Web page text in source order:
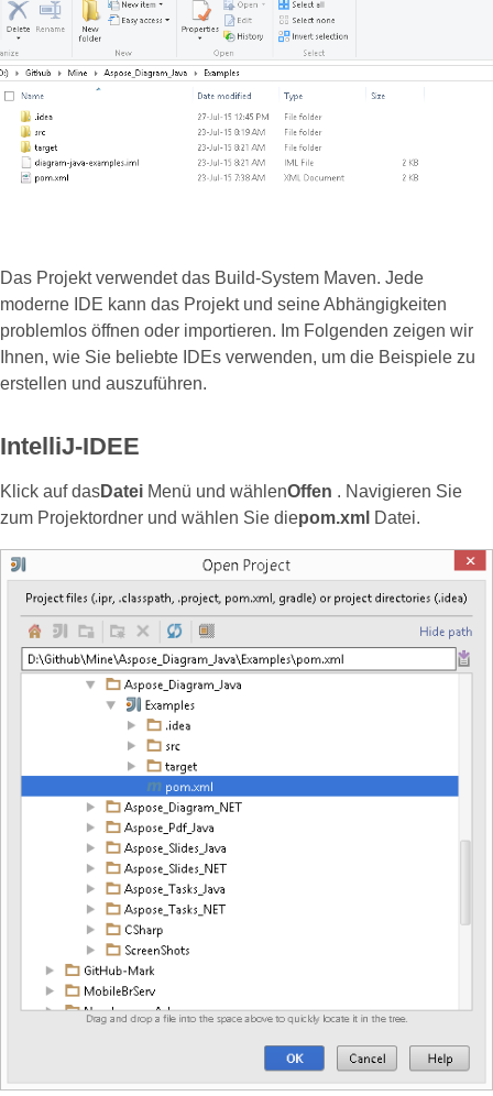
Das Projekt verwendet das Build-System Maven. Jede
moderne IDE kann das Projekt und seine Abhängigkeiten
problemlos öffnen oder importieren. Im Folgenden zeigen wir
Ihnen, wie Sie beliebte IDEs verwenden, um die Beispiele zu
erstellen und auszuführen.
IntelliJ-IDEE
Klick auf dasDatei Menü und wählenOffen . Navigieren Sie
zum Projektordner und wählen Sie diepom.xml Datei.